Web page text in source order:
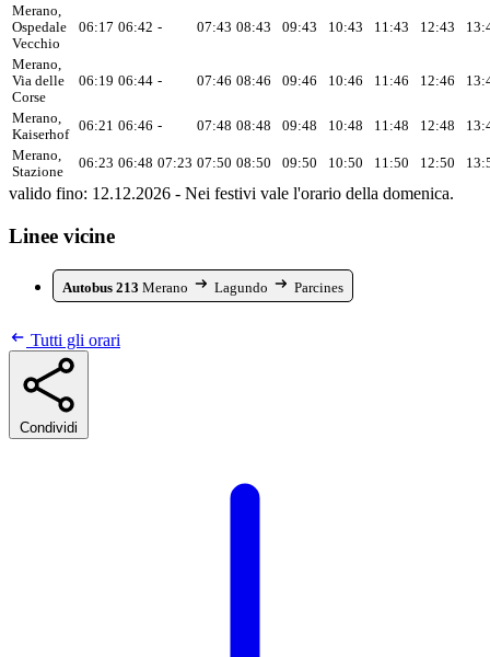
Merano,
Ospedale
Vecchio
06:17 06:42 - 07:43 08:43 09:43 10:43 11:43 12:43
Merano,
Via delle
Corse
06:19 06:44 - 07:46 08:46 09:46 10:46 11:46 12:46
Merano,
Kaiserhof
06:21 06:46 - 07:48 08:48 09:48 10:48 11:48 12:48
Merano,
Stazione
06:23 06:48 07:23 07:50 08:50 09:50 10:50 11:50 12:50
valido fino: 12.12.2026 - Nei festivi vale l'orario della domenica.
Linee vicine
Autobus 213 Merano Lagundo Parcines
Tutti gli orari
Condividi